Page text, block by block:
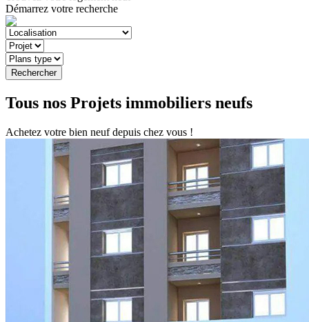
Démarrez votre recherche
Rechercher
Tous nos Projets immobiliers neufs
Achetez votre bien neuf depuis chez vous !